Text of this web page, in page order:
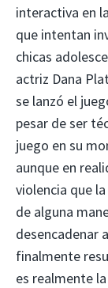
interactiva en
que intentan
chicas
actriz Dana
se lanzó el
pesar de ser
juego en su
aunque en
violencia que
de alguna
desencadenar
finalmente
es realmente